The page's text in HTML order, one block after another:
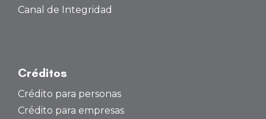
Canal de Integridad
Créditos
Crédito para personas
Crédito para empresas